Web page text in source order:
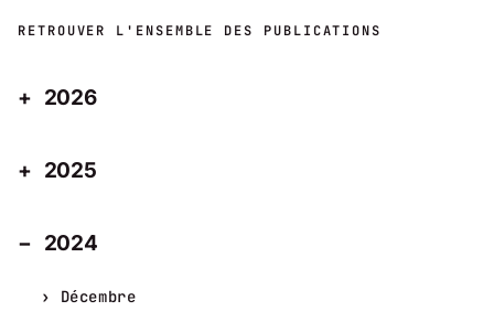
RETROUVER L'ENSEMBLE DES PUBLICATIONS
2026
2025
2024
Décembre